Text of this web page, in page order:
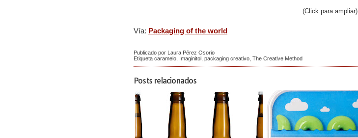
(Click para ampliar)
Vía: Packaging of the world
Publicado por Laura Pérez Osorio
Etiqueta caramelo Imaginitol packaging creativo The Creative Method
Posts relacionados